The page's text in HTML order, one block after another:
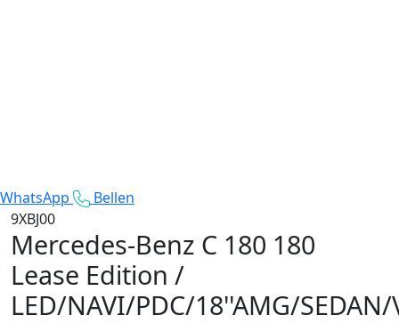
WhatsApp
Bellen
9XBJ00
Mercedes-Benz C 180 180
Lease Edition /
LED/NAVI/PDC/18''AMG/SEDAN/